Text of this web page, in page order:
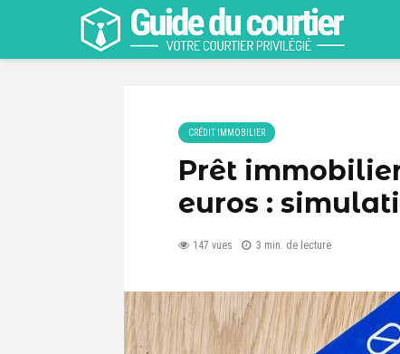
CRÉDIT IMMOBILIER
Prêt
euros :
147 vues 3 min. de lecture